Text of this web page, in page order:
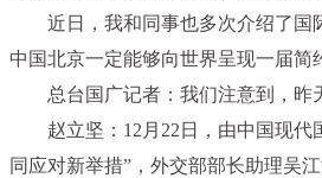
近日，我和同事也多次介绍了国
中国北京一定能够向世界呈现一届简
总台国广记者：我们注意到，昨
赵立坚：12月22日，由中国现
同应对新举措”，外交部部长助理吴